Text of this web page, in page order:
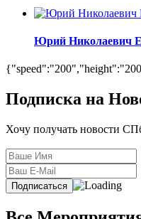
Юрий Николаевич
Подписка на
Хочу получать новости